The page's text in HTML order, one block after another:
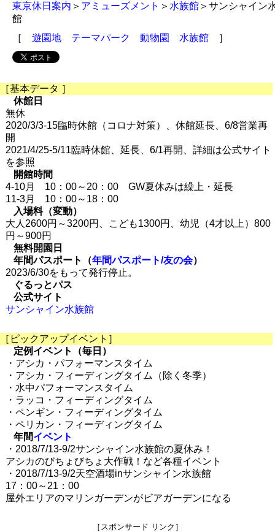
東京休日案内 ＞ アミューズメント ＞ 水族館 ＞サンシャイン
館
［ 遊園地 テーマパーク 動物園 水族館 ］
［基本データ ］
休館日
無休
2020/3/3-15臨時休館（コロナ対策）、休館延長、6/8営業再
開
2021/4/25-5/11臨時休館、延長、6/1再開、詳細は公式サイト
を参照
開館時間
4-10月 10：00～20：00 GW夏休みは繰上・延長
11-3月 10：00～18：00
入場料（変動）
大人2600円～3200円、こども1300円、幼児（4才以上）800
円～900円
無料開園日
年間パスポート（年間パスポート/友の会）
2023/6/30をもって発行停止。
ぐるっとパス
公式サイト
サンシャイン水族館
［ピックアップイベント］
定例イベント（毎日）
・アシカ・パフォーマンスタイム
・アシカ・フィーディングタイム（除く冬季）
・水中パフォーマンスタイム
・ラッコ・フィーディングタイム
・ペンギン・フィーディングタイム
・ペリカン・フィーディングタイム
年間イベント
・2018/7/13-9/2サンシャイン水族館の夏休み！
アシカのびちょびちょ大作戦！など各種イベント
・2018/7/13-9/2天空酒場inサンシャイン水族館
17：00～21：00
屋外エリアのマリンガーデンがビアガーデンになる
［スポンサード リンク］